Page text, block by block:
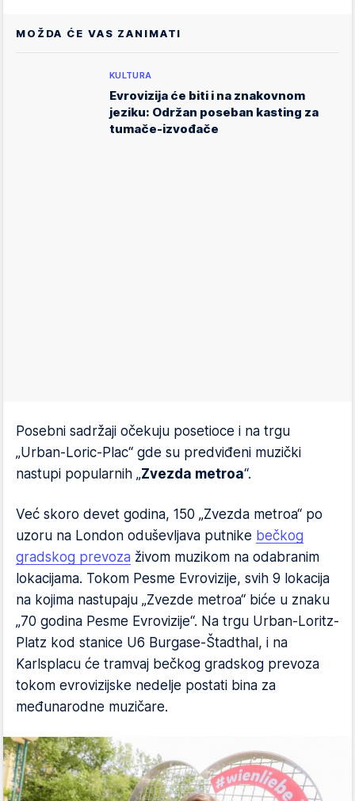
MOŽDA ĆE VAS ZANIMATI
KULTURA
Evrovizija će biti i na znakovnom
jeziku: Održan poseban kasting za
tumače-izvođače
Posebni sadržaji očekuju posetioce i na trgu
„Urban-Loric-Plac“ gde su predviđeni muzički
nastupi popularnih „Zvezda metroa“.
Već skoro devet godina, 150 „Zvezda metroa“ po
uzoru na London oduševljava putnike bečkog
gradskog prevoza živom muzikom na odabranim
lokacijama. Tokom Pesme Evrovizije, svih 9 lokacija
na kojima nastupaju „Zvezde metroa“ biće u znaku
„70 godina Pesme Evrovizije“. Na trgu Urban-Loritz-
Platz kod stanice U6 Burgase-Štadthal, i na
Karlsplacu će tramvaj bečkog gradskog prevoza
tokom evrovizijske nedelje postati bina za
međunarodne muzičare.